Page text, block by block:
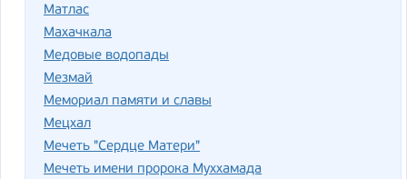
Матлас
Махачкала
Медовые водопады
Мезмай
Мемориал памяти и славы
Мецхал
Мечеть "Сердце Матери"
Мечеть имени пророка Муххамада